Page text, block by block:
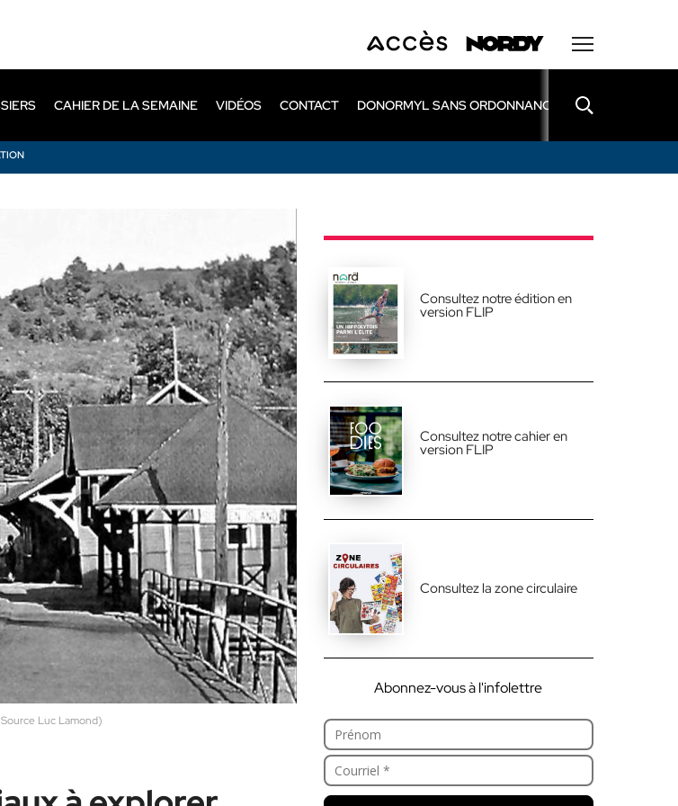
CAHIER DE LA SEMAINE VIDÉOS CONTACT DONORMYL SANS ORDONNANCE LEXOMIL SANS
Luc Lamond)
Consultez notre édition en
version FLIP
Consultez notre cahier en
version FLIP
Consultez la zone circulaire
Abonnez-vous à l'infolettre